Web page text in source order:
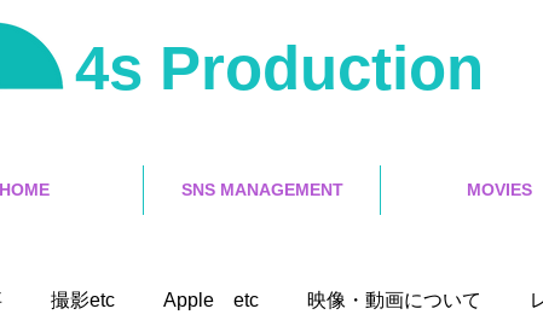
4s Production
HOME SNS MANAGEMENT MOVIES
撮影etc Apple etc 映像・動画について